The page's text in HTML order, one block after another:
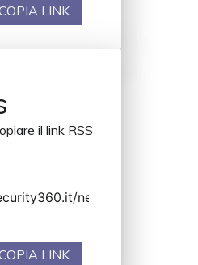
LINK
il link RSS
LINK